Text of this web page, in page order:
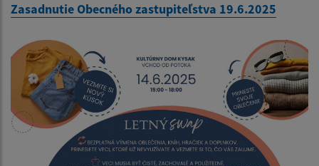
Zasadnutie Obecného zastupiteľstva 19.6.2025